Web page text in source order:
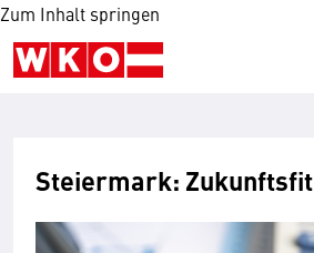
Zum Inhalt springen
Steiermark: Zukunftsfit